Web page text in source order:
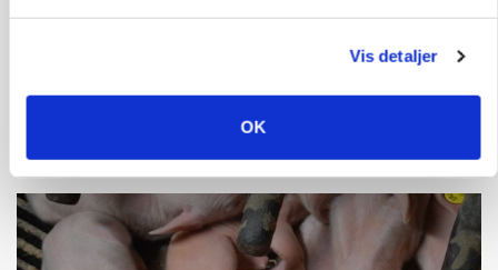
Vis detaljer
OK
Før såmaskinen kører: Her er efterårets største
skadedyrsrisici